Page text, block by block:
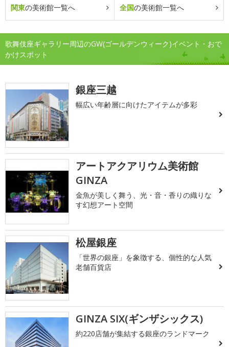
関東の美術館一覧へ 全国の美術館一覧へ
歌舞伎座ギャラリー周辺のGW(ゴールデンウィーク)イベント・おで
かけスポット
銀座三越
幅広い年齢層に向けたアイテムが多彩
アートアクアリウム美術館
GINZA
金魚が美しく舞う、光・音・香りの織りな
す幻想アート空間
松屋銀座
「世界の銀座」を象徴する、個性的な人気
老舗百貨店
GINZA SIX(ギンザシックス)
約220店舗が集結する銀座のランドマーク